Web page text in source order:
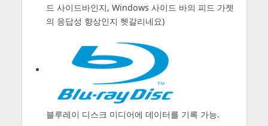
드 사이드바인지, Windows 사이드 바의 피드 가젯
의 응답성 향상인지 헷갈리네요)
블루레이 디스크 미디어에 데이터를 기록 가능.